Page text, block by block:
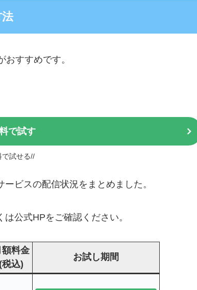
おすすめです。
で試す
で試せる//
ビスの配信状況をまとめました。
公式HPをご確認ください。
額料金
(税込)
お試し期間